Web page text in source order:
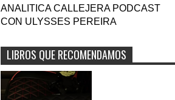
ANALITICA CALLEJERA PODCAST
CON ULYSSES PEREIRA
LIBROS QUE RECOMENDAMOS